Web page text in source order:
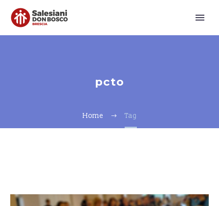
pcto
Home Tag